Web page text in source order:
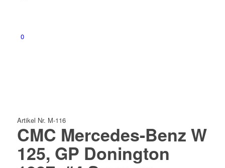
0
Artikel Nr. M-116
CMC Mercedes-Benz W
125, GP Donington